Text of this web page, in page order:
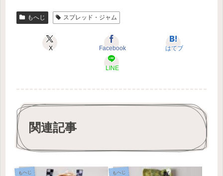
もへじ スプレッド・ジャム
X Facebook はてブ
LINE
関連記事
もへじ もへじ